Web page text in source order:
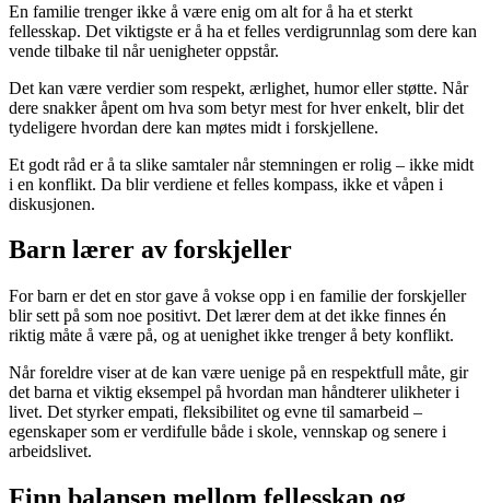
En familie trenger ikke å være enig om alt for å ha et sterkt
fellesskap. Det viktigste er å ha et felles verdigrunnlag som dere kan
vende tilbake til når uenigheter oppstår.
Det kan være verdier som respekt, ærlighet, humor eller støtte. Når
dere snakker åpent om hva som betyr mest for hver enkelt, blir det
tydeligere hvordan dere kan møtes midt i forskjellene.
Et godt råd er å ta slike samtaler når stemningen er rolig – ikke midt
i en konflikt. Da blir verdiene et felles kompass, ikke et våpen i
diskusjonen.
Barn lærer av forskjeller
For barn er det en stor gave å vokse opp i en familie der forskjeller
blir sett på som noe positivt. Det lærer dem at det ikke finnes én
riktig måte å være på, og at uenighet ikke trenger å bety konflikt.
Når foreldre viser at de kan være uenige på en respektfull måte, gir
det barna et viktig eksempel på hvordan man håndterer ulikheter i
livet. Det styrker empati, fleksibilitet og evne til samarbeid –
egenskaper som er verdifulle både i skole, vennskap og senere i
arbeidslivet.